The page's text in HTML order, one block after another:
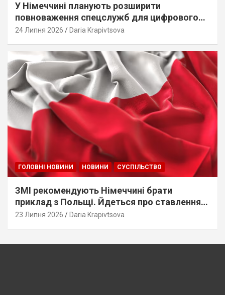
У Німеччині планують розширити
повноваження спецслужб для цифрового
стеження
24 Липня 2026 Daria Krapivtsova
ГОЛОВНІ НОВИНИ НОВИНИ СУСПІЛЬСТВО
ЗМІ рекомендують Німеччині брати
приклад з Польщі. Йдеться про ставлення
до українців
23 Липня 2026 Daria Krapivtsova